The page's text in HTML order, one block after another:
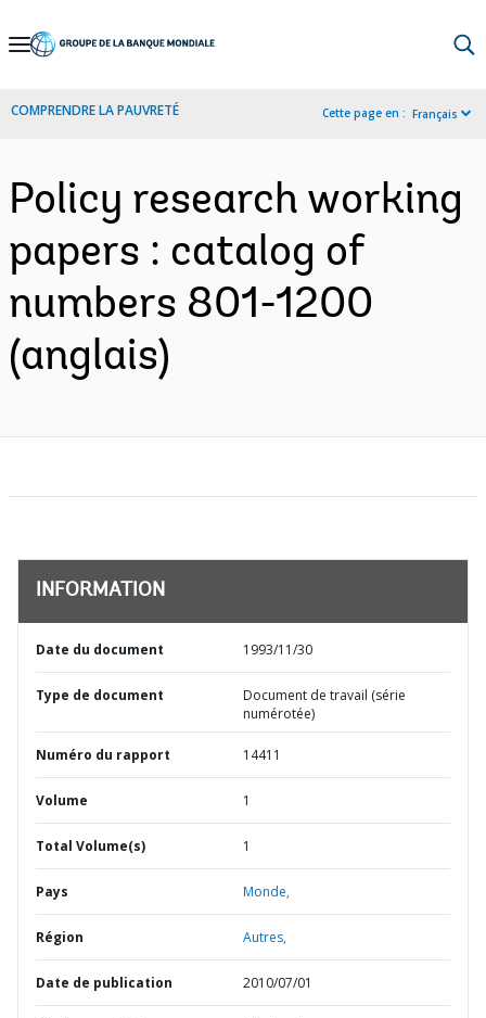
Skip
Navigation
COMPRENDRE LA PAUVRETÉ Cette page en : Français
Policy research working
papers : catalog of
numbers 801-1200
(anglais)
INFORMATION
Date du document 1993/11/30
Type de document
Document de travail (série
numérotée)
Numéro du rapport 14411
Volume 1
Total Volume(s) 1
Pays Monde,
Région Autres,
Date de publication 2010/07/01